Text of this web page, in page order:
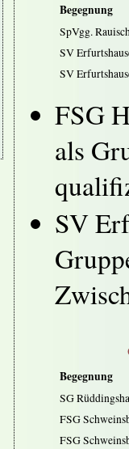
Begegnung
SpVgg.
SV
SV
FSG
als
SV
Begegnung
SG
FSG
FSG